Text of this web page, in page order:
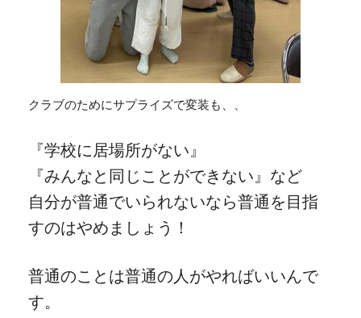
クラブのためにサプライズで変装も、、
『学校に居場所がない』
『みんなと同じことができない』など
自分が普通でいられないなら普通を目指
すのはやめましょう！
普通のことは普通の人がやればいいんで
す。